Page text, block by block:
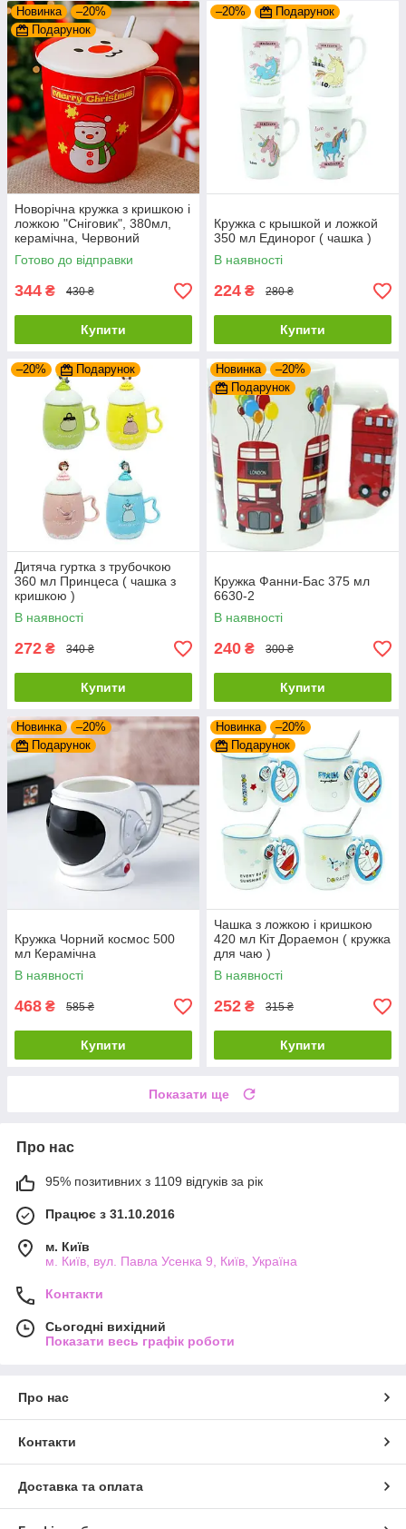
Новинка
–20%
Подарунок
Новорічна кружка з кришкою і
ложкою "Сніговик", 380мл,
керамічна, Червоний
Готово до відправки
344 ₴ 430 ₴
Купити
–20% Подарунок
Кружка с крышкой и ложкой
350 мл Единорог ( чашка )
В наявності
224 ₴ 280 ₴
Купити
–20% Подарунок
Дитяча гуртка з трубочкою
360 мл Принцеса ( чашка з
кришкою )
В наявності
272 ₴ 340 ₴
Купити
Новинка
–20%
Подарунок
Кружка Фанни-Бас 375 мл
6630-2
В наявності
240 ₴ 300 ₴
Купити
Новинка
–20%
Подарунок
Кружка Чорний космос 500
мл Керамічна
В наявності
468 ₴ 585 ₴
Купити
Новинка
–20%
Подарунок
Чашка з ложкою і кришкою
420 мл Кіт Дораемон ( кружка
для чаю )
В наявності
252 ₴ 315 ₴
Купити
Показати ще
Про нас
95% позитивних з 1109 відгуків за рік
Працює з 31.10.2016
м. Київ
м. Київ, вул. Павла Усенка 9, Київ, Україна
Контакти
Сьогодні вихідний
Показати весь графік роботи
Про нас
Контакти
Доставка та оплата